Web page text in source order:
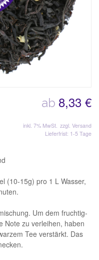
ab 8,33 €
inkl. 7% MwSt. zzgl. Versand
Lieferfrist: 1-5 Tage
(10-15g) pro 1 L Wasser,
Um dem fruchtig-
Note zu verleihen, haben
Tee verstärkt. Das